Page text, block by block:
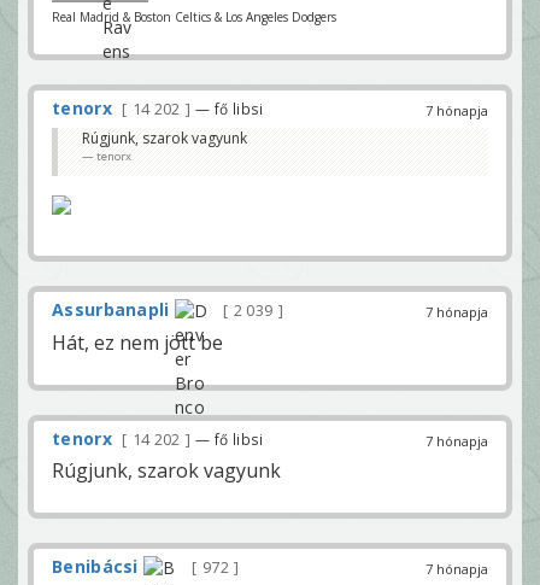
Real Madrid & Boston Celtics & Los Angeles Dodgers
7 hónapja
tenorx 14 202 — fő libsi
Rúgjunk, szarok vagyunk
tenorx
7 hónapja
Assurbanapli 2 039
Hát, ez nem jött be
7 hónapja
tenorx 14 202 — fő libsi
Rúgjunk, szarok vagyunk
7 hónapja
Benibácsi 972